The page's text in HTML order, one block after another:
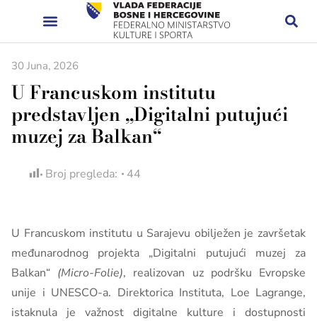
30 Juna, 2026
U Francuskom institutu
predstavljen „Digitalni putujući
muzej za Balkan“
Broj pregleda: 44
U Francuskom institutu u Sarajevu obilježen je završetak
međunarodnog projekta „Digitalni putujući muzej za
Balkan“ (Micro-Folie), realizovan uz podršku Evropske
unije i UNESCO-a. Direktorica Instituta, Loe Lagrange,
istaknula je važnost digitalne kulture i dostupnosti